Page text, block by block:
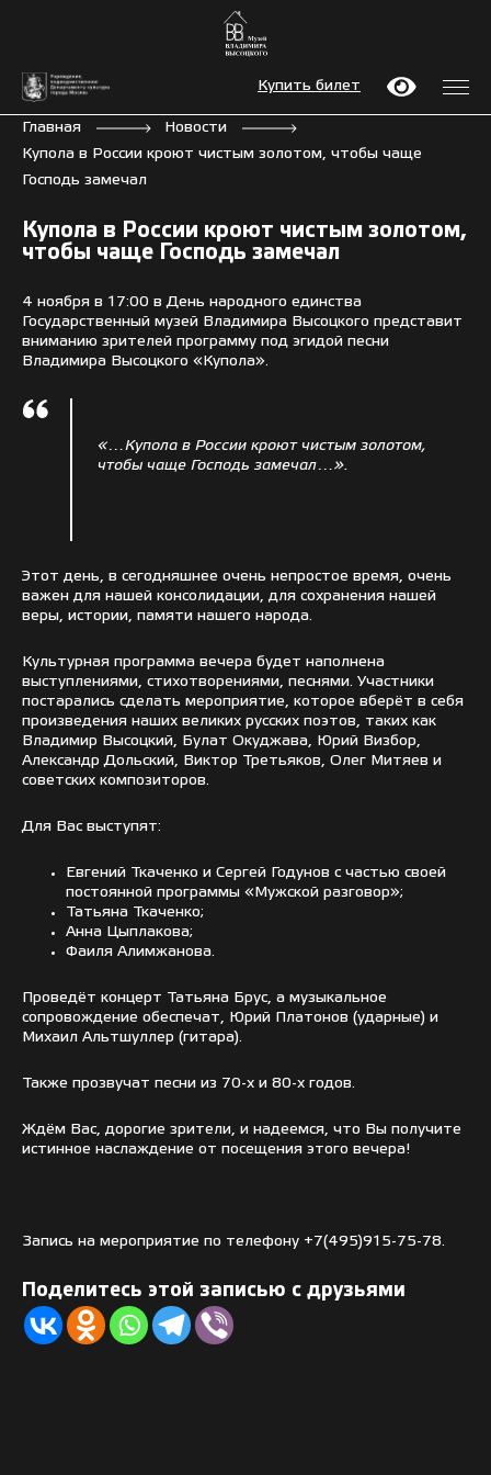
Купить билет
Главная
Новости
Купола в России кроют чистым золотом, чтобы чаще
Господь замечал
Купола в России кроют чистым золотом,
чтобы чаще Господь замечал
4 ноября в 17:00 в День народного единства
Государственный музей Владимира Высоцкого представит
вниманию зрителей программу под эгидой песни
Владимира Высоцкого «Купола».
«…Купола в России кроют чистым золотом,
чтобы чаще Господь замечал…».
Этот день, в сегодняшнее очень непростое время, очень
важен для нашей консолидации, для сохранения нашей
веры, истории, памяти нашего народа.
Культурная программа вечера будет наполнена
выступлениями, стихотворениями, песнями. Участники
постарались сделать мероприятие, которое вберёт в себя
произведения наших великих русских поэтов, таких как
Владимир Высоцкий, Булат Окуджава, Юрий Визбор,
Александр Дольский, Виктор Третьяков, Олег Митяев и
советских композиторов.
Для Вас выступят:
Евгений Ткаченко и Сергей Годунов с частью своей
постоянной программы «Мужской разговор»;
Татьяна Ткаченко;
Анна Цыплакова;
Фаиля Алимжанова.
Проведёт концерт Татьяна Брус, а музыкальное
сопровождение обеспечат, Юрий Платонов (ударные) и
Михаил Альтшуллер (гитара).
Также прозвучат песни из 70-х и 80-х годов.
Ждём Вас, дорогие зрители, и надеемся, что Вы получите
истинное наслаждение от посещения этого вечера!
Запись на мероприятие по телефону +7(495)915-75-78.
Поделитесь этой записью с друзьями